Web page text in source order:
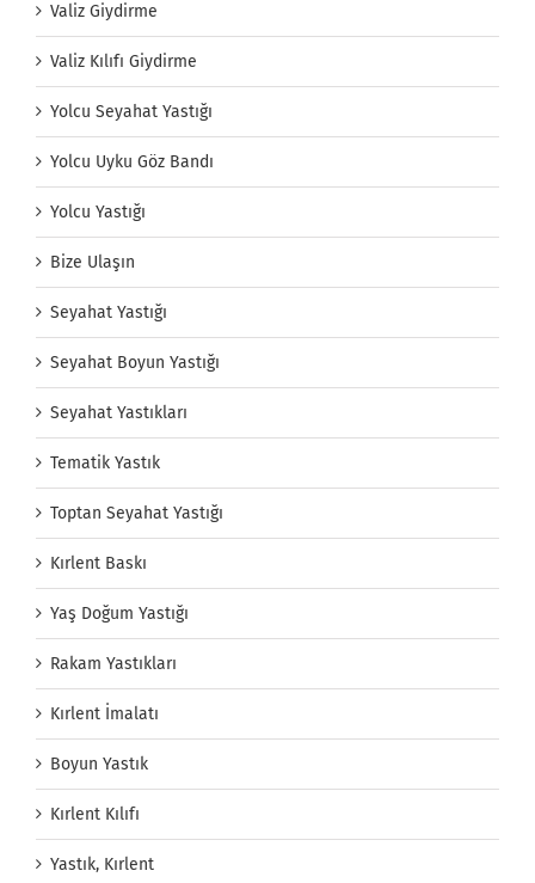
Valiz Giydirme
Valiz Kılıfı Giydirme
Yolcu Seyahat Yastığı
Yolcu Uyku Göz Bandı
Yolcu Yastığı
Bize Ulaşın
Seyahat Yastığı
Seyahat Boyun Yastığı
Seyahat Yastıkları
Tematik Yastık
Toptan Seyahat Yastığı
Kırlent Baskı
Yaş Doğum Yastığı
Rakam Yastıkları
Kırlent İmalatı
Boyun Yastık
Kırlent Kılıfı
Yastık, Kırlent